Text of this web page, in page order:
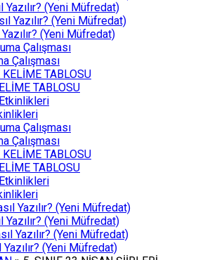
Yazılır? (Yeni Müfredat)
(Yeni Müfredat)
Çalışması
TABLOSU
Çalışması
TABLOSU
Yazılır? (Yeni Müfredat)
(Yeni Müfredat)